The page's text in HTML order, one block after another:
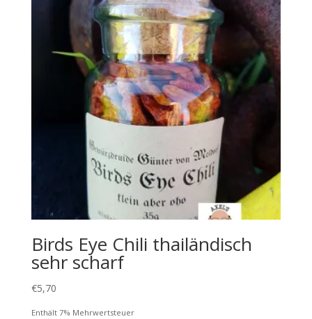
Birds Eye Chili thailändisch
sehr scharf
€5,70
Enthält 7% Mehrwertsteuer